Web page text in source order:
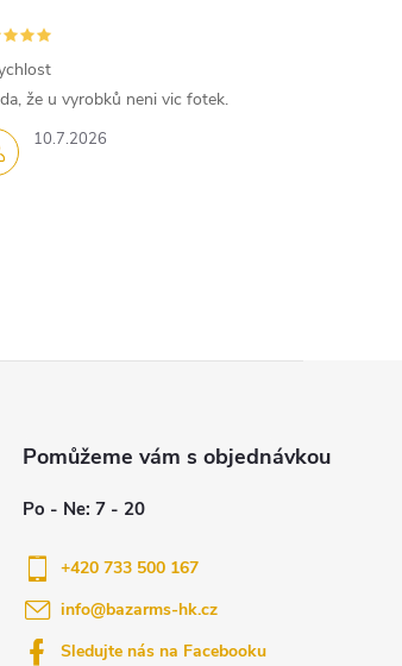
10.7.2026
že u vyrobků neni vic fotek.
info@bazarms-hk.cz
+420 733 500 167
Sledujte nás na Facebooku